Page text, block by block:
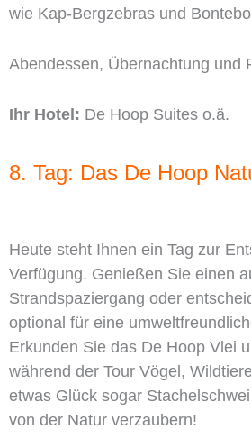
wie Kap-Bergzebras und
Abendessen, Übernachtung und
Ihr Hotel: De Hoop Suites o.ä.
8. Tag: Das De Hoop
Heute steht Ihnen ein Tag zur
Verfügung. Genießen Sie einen
Strandspaziergang oder
optional für eine
Erkunden Sie das De Hoop Vlei
während der Tour Vögel,
etwas Glück sogar
von der Natur verzaubern!